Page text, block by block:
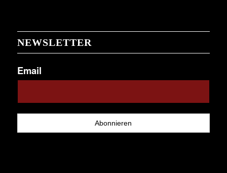
NEWSLETTER
Email